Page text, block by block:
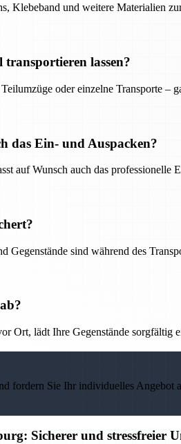
Klebeband und weitere Materialien
lassen?
oder einzelne Transporte –
das Ein- und Auspacken?
auf Wunsch auch das professionelle
Gegenstände sind während des
Ort, lädt Ihre Gegenstände
fordern Sie Ihr individuelles Angebot
Sicherer und stressfreier